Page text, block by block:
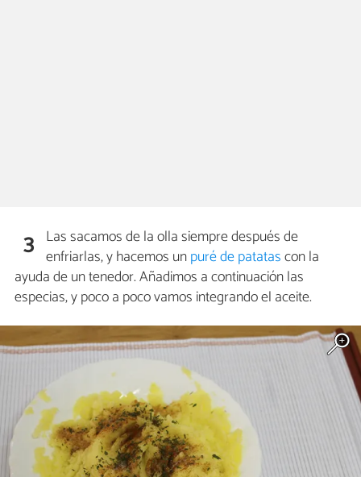
3 Las sacamos de la olla siempre después de
enfriarlas, y hacemos unpuré de patatascon la
ayuda de un tenedor. Añadimos a continuación las
especias, y poco a poco vamos integrando el aceite.